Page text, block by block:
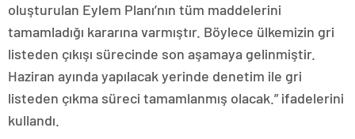
oluşturulan Eylem Planı’nın tüm maddelerini
tamamladığı kararına varmıştır. Böylece ülkemizin gri
listeden çıkışı sürecinde son aşamaya gelinmiştir.
Haziran ayında yapılacak yerinde denetim ile gri
listeden çıkma süreci tamamlanmış olacak.” ifadelerini
kullandı.